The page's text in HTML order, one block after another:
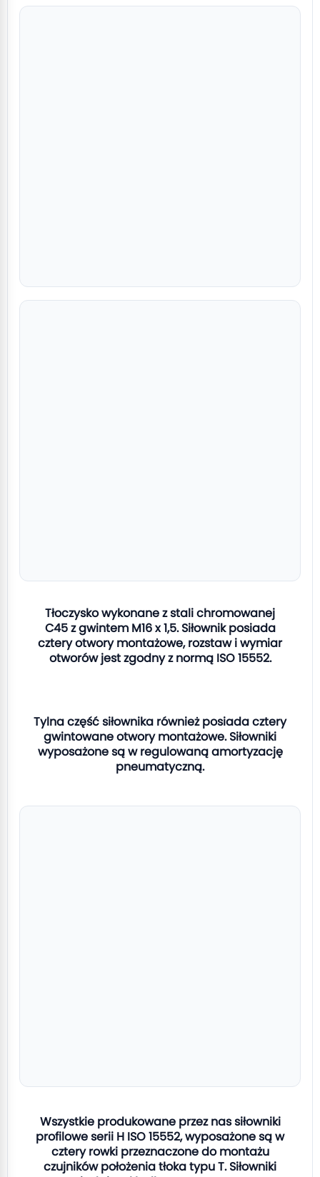
Tłoczysko wykonane z stali chromowanej
C45 z gwintem M16 x 1,5. Siłownik posiada
cztery otwory montażowe, rozstaw i wymiar
otworów jest zgodny z normą ISO 15552.
Tylna część siłownika również posiada cztery
gwintowane otwory montażowe. Siłowniki
wyposażone są w regulowaną amortyzację
pneumatyczną.
Wszystkie produkowane przez nas siłowniki
profilowe serii H ISO 15552, wyposażone są w
cztery rowki przeznaczone do montażu
czujników położenia tłoka typu T. Siłowniki